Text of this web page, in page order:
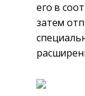
его в
затем